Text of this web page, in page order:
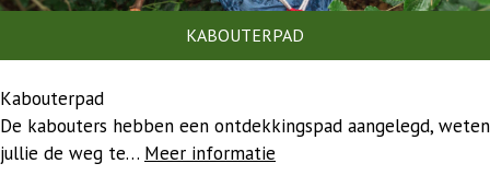
KABOUTERPAD
Kabouterpad
De kabouters hebben een ontdekkingspad aangelegd, weten
jullie de weg te… Meer informatie